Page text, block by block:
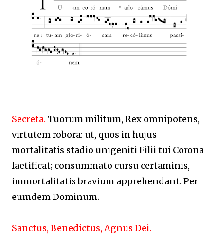
Secreta. Tuorum militum, Rex omnipotens,
virtutem robora: ut, quos in hujus
mortalitatis stadio unigeniti Filii tui Corona
laetificat; consummato cursu certaminis,
immortalitatis bravium apprehendant. Per
eumdem Dominum.
Sanctus, Benedictus, Agnus Dei.